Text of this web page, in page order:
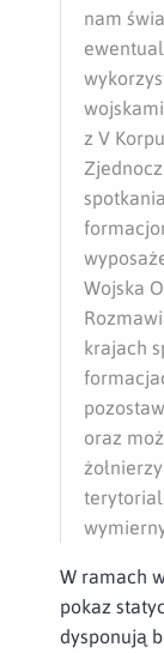
nam
z V
Wojska
krajach
oraz
W ramach
pokaz
dysponują